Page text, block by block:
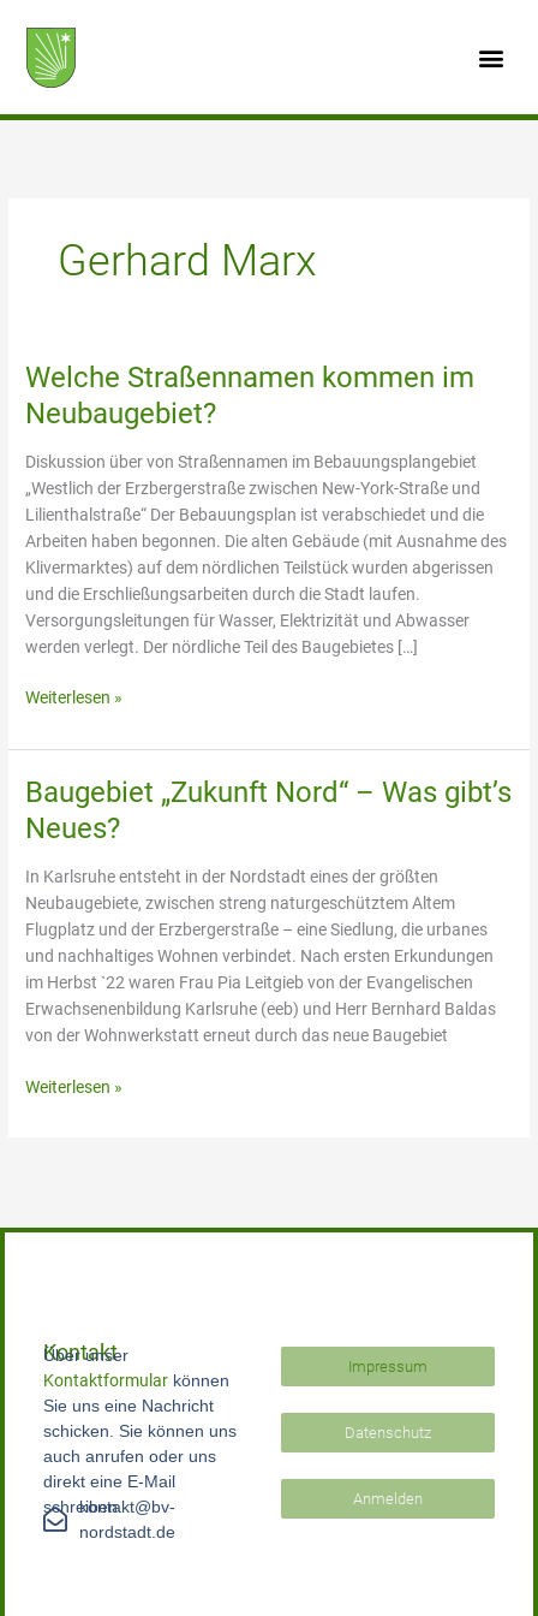
Inhalt
springen
Gerhard Marx
Welche Straßennamen kommen im
Neubaugebiet?
Diskussion über von Straßennamen im Bebauungsplangebiet
„Westlich der Erzbergerstraße zwischen New-York-Straße und
Lilienthalstraße“ Der Bebauungsplan ist verabschiedet und die
Arbeiten haben begonnen. Die alten Gebäude (mit Ausnahme des
Klivermarktes) auf dem nördlichen Teilstück wurden abgerissen
und die Erschließungsarbeiten durch die Stadt laufen.
Versorgungsleitungen für Wasser, Elektrizität und Abwasser
werden verlegt. Der nördliche Teil des Baugebietes […]
Welche
Straßennamen
kommen
im
Neubaugebiet?
Weiterlesen »
Baugebiet „Zukunft Nord“ – Was gibt’s
Neues?
In Karlsruhe entsteht in der Nordstadt eines der größten
Neubaugebiete, zwischen streng naturgeschütztem Altem
Flugplatz und der Erzbergerstraße – eine Siedlung, die urbanes
und nachhaltiges Wohnen verbindet. Nach ersten Erkundungen
im Herbst `22 waren Frau Pia Leitgieb von der Evangelischen
Erwachsenenbildung Karlsruhe (eeb) und Herr Bernhard Baldas
von der Wohnwerkstatt erneut durch das neue Baugebiet
Baugebiet
„Zukunft
Nord“
–
Was
gibt’s
Neues?
Weiterlesen »
Kontakt
Über unser
Kontaktformular können
Sie uns eine Nachricht
schicken. Sie können uns
auch anrufen oder uns
direkt eine E-Mail
schreiben.
kontakt@bv-
nordstadt.de
Impressum
Datenschutz
Anmelden